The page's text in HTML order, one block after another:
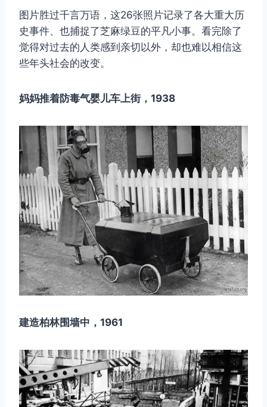
图片胜过千言万语，这26张照片记录了各大重大历
史事件、也捕捉了芝麻绿豆的平凡小事。看完除了
觉得对过去的人类感到亲切以外，却也难以相信这
些年头社会的改变。
妈妈推着防毒气婴儿车上街，1938
建造柏林围墙中，1961